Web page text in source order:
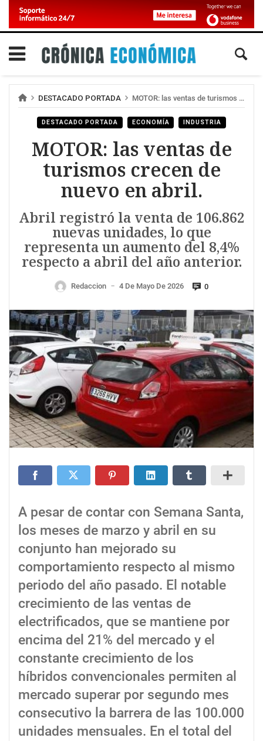
DESTACADO PORTADA MOTOR: las ventas de turismos crecen de nuevo en abril.
DESTACADO PORTADA ECONOMÍA INDUSTRIA
MOTOR: las ventas de
turismos crecen de
nuevo en abril.
Abril registró la venta de 106.862
nuevas unidades, lo que
representa un aumento del 8,4%
respecto a abril del año anterior.
Redaccion — 4 De Mayo De 2026 0
A pesar de contar con Semana Santa,
los meses de marzo y abril en su
conjunto han mejorado su
comportamiento respecto al mismo
periodo del año pasado. El notable
crecimiento de las ventas de
electrificados, que se mantiene por
encima del 21% del mercado y el
constante crecimiento de los
híbridos convencionales permiten al
mercado superar por segundo mes
consecutivo la barrera de las 100.000
unidades mensuales. En el total del